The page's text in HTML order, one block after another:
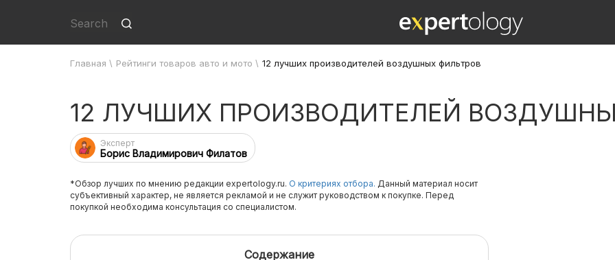
Главная \ Рейтинги товаров авто и мото \ 12 лучших производителей воздушных фильтров
12 ЛУЧШИХ ПРОИЗВОДИТЕЛЕЙ
Эксперт
Борис Владимирович Филатов
*Обзор лучших по мнению редакции expertology.ru. О критериях отбора. Данный материал носит
субъективный характер, не является рекламой и не служит руководством к покупке. Перед
покупкой необходима консультация со специалистом.
Содержание